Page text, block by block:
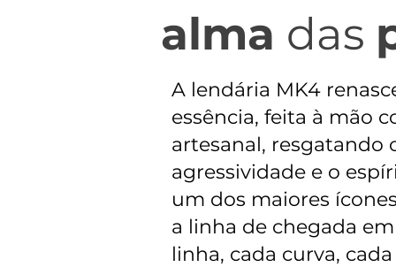
A lendária MK4
essência, feita à mão
artesanal, resgatando
agressividade e o
um dos maiores
a linha de chegada
linha, cada curva,
alma das